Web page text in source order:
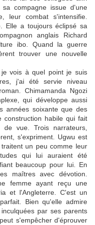
sa compagne issue d'une
leur combat s'intensifie.
Elle a toujours éclipsé sa
anglais Richard
ibo. Quand la guerre
trouver une nouvelle
vois à quel point je suis
j'ai été servie niveau
Chimamanda Ngozi
qui développe aussi
années soixante que des
construction habile qui fait
vue. Trois narrateurs,
s'expriment. Ugwu est
un peu comme leur
qui lui auraient été
beaucoup pour lui. En
maîtres avec dévotion.
femme ayant reçu une
et l'Angleterre. C'est un
Bien qu'elle admire
par ses parents
s'empêcher d'éprouver